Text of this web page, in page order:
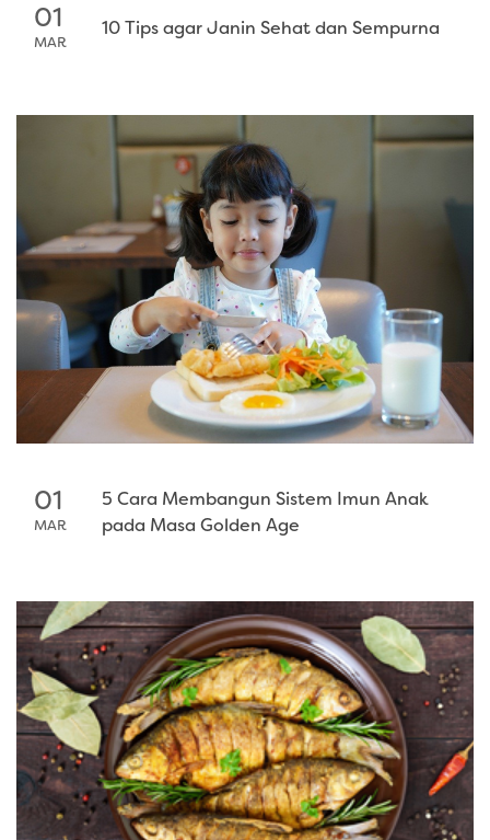
01
MAR
10 Tips agar Janin Sehat dan Sempurna
01
MAR
5 Cara Membangun Sistem Imun Anak
pada Masa Golden Age